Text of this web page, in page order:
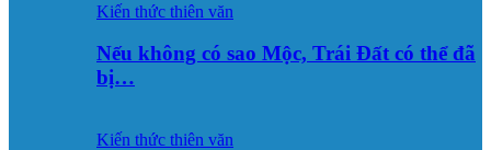
Kiến thức thiên văn
Nếu không có sao Mộc, Trái Đất có thể đã
bị…
Kiến thức thiên văn